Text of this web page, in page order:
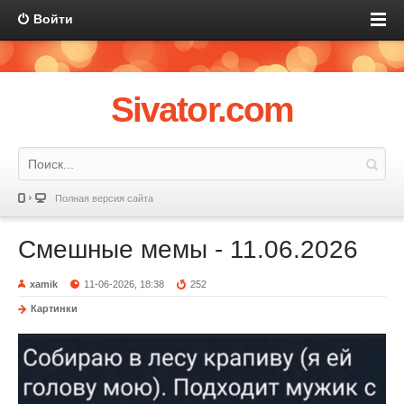
Войти
Sivator.com
Полная версия сайта
Смешные мемы - 11.06.2026
xamik 11-06-2026, 18:38 252
Картинки